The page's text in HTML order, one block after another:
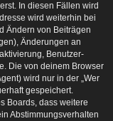
In diesen Fällen wird
wird weiterhin bei
Ändern von Beiträgen
Änderungen an
Benutzer-
Die von deinem Browser
wird nur in der „Wer
gespeichert.
Boards, dass weitere
Abstimmungsverhalten